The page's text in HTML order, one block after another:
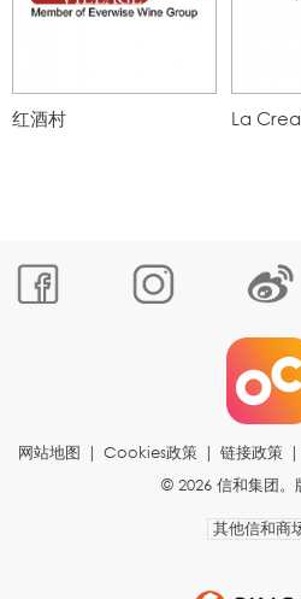
红酒村 La
网站地图 | Cookies政策 | 链接政策 |
© 2026 信和集团。
其他信和商